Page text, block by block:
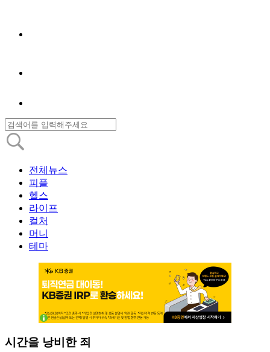
전체뉴스
피플
헬스
라이프
컬처
머니
테마
시간을 낭비한 죄